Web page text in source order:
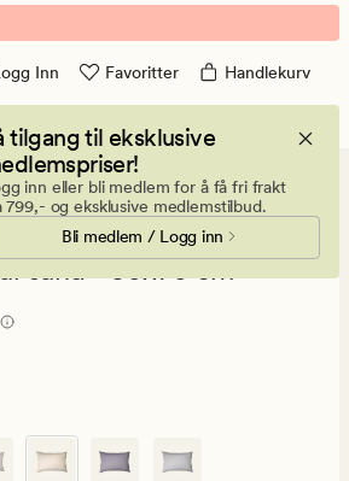
Inn Favoritter Handlekurv
tilgang til eksklusive
inn eller bli medlem for å få fri frakt
799,- og eksklusive medlemstilbud.
Bli medlem / Logg inn
166
anmeldelser
med
en
4.5 (166)
sand - 50x70 cm